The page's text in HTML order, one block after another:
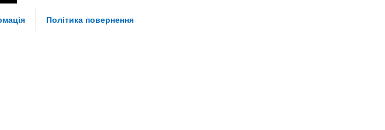
Політика повернення